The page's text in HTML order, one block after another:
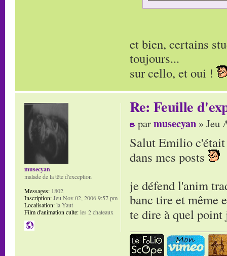
et bien, certains
toujours...
sur cello, et oui !
Re: Feuille
parmusecyan » Jeu
Salut Emilio c'était
dans mes posts
je défend l'anim
banc tire et même
te dire à quel
musecyan
malade de la tête d'exception
Messages: 1802
Inscription:Jeu Nov 02, 2006 9:57 pm
Localisation:la Yaut
Film d'animation culte:les 2 chateaux